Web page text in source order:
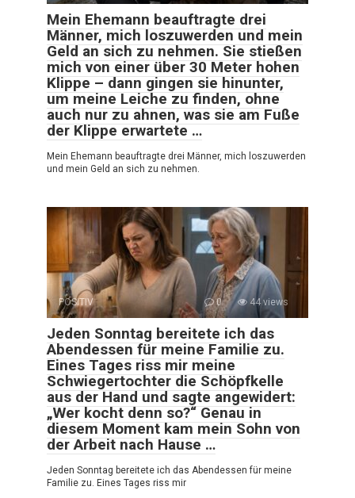
Mein Ehemann beauftragte drei
Männer, mich loszuwerden und mein
Geld an sich zu nehmen. Sie stießen
mich von einer über 30 Meter hohen
Klippe – dann gingen sie hinunter,
um meine Leiche zu finden, ohne
auch nur zu ahnen, was sie am Fuße
der Klippe erwartete …
Mein Ehemann beauftragte drei Männer, mich loszuwerden
und mein Geld an sich zu nehmen.
POSITIV 0 44 views
Jeden Sonntag bereitete ich das
Abendessen für meine Familie zu.
Eines Tages riss mir meine
Schwiegertochter die Schöpfkelle
aus der Hand und sagte angewidert:
„Wer kocht denn so?“ Genau in
diesem Moment kam mein Sohn von
der Arbeit nach Hause …
Jeden Sonntag bereitete ich das Abendessen für meine
Familie zu. Eines Tages riss mir